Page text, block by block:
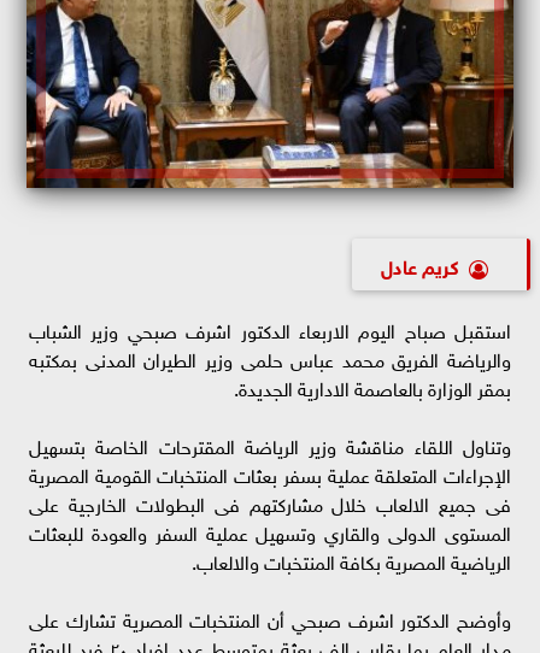
كريم عادل
استقبل صباح اليوم الاربعاء الدكتور اشرف صبحي وزير الشباب
والرياضة الفريق محمد عباس حلمى وزير الطيران المدنى بمكتبه
بمقر الوزارة بالعاصمة الادارية الجديدة.
وتناول اللقاء مناقشة وزير الرياضة المقترحات الخاصة بتسهيل
الإجراءات المتعلقة عملية بسفر بعثات المنتخبات القومية المصرية
فى جميع الالعاب خلال مشاركتهم فى البطولات الخارجية على
المستوى الدولى والقاري وتسهيل عملية السفر والعودة للبعثات
الرياضية المصرية بكافة المنتخبات والالعاب.
وأوضح الدكتور اشرف صبحي أن المنتخبات المصرية تشارك على